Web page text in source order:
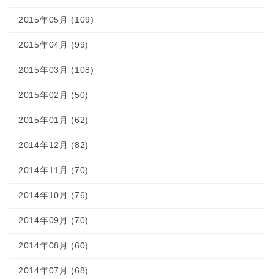
2015年05月 (109)
2015年04月 (99)
2015年03月 (108)
2015年02月 (50)
2015年01月 (62)
2014年12月 (82)
2014年11月 (70)
2014年10月 (76)
2014年09月 (70)
2014年08月 (60)
2014年07月 (68)